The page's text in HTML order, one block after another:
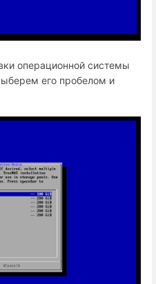
операционной системы
его пробелом и